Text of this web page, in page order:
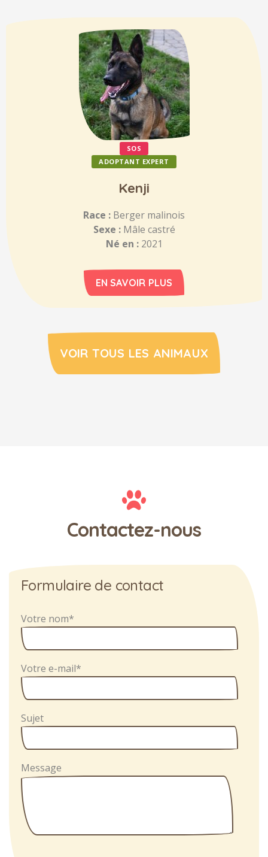
SOS
ADOPTANT EXPERT
Kenji
Race : Berger malinois
Sexe :Mâle castré
Né en :2021
EN SAVOIR PLUS
VOIR TOUS LES ANIMAUX
Contactez-nous
Formulaire de contact
Votre nom*
Votre e-mail*
Sujet
Message